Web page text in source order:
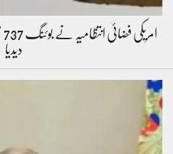
دیدیا